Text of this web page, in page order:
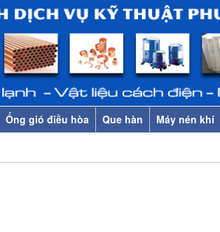
Ống gió điều hòa Que hàn Máy nén khí